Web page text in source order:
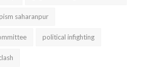
saharanpur
political infighting